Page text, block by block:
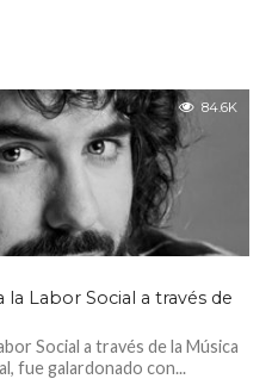
84.6K
Labor Social a través de
Social a través de la Música
fue galardonado con...